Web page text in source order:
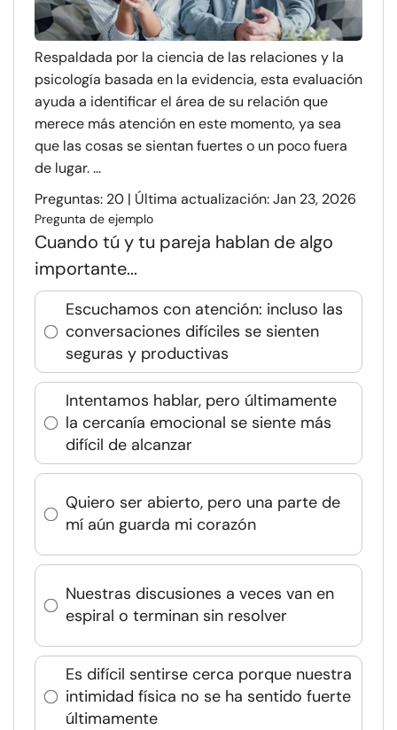
Respaldada por la ciencia de las relaciones y la
psicología basada en la evidencia, esta evaluación
ayuda a identificar el área de su relación que
merece más atención en este momento, ya sea
que las cosas se sientan fuertes o un poco fuera
de lugar. ...
Preguntas: 20 | Última actualización: Jan 23, 2026
Pregunta de ejemplo
Cuando tú y tu pareja hablan de algo
importante...
Escuchamos con atención: incluso las
conversaciones difíciles se sienten
seguras y productivas
Intentamos hablar, pero últimamente
la cercanía emocional se siente más
difícil de alcanzar
Quiero ser abierto, pero una parte de
mí aún guarda mi corazón
Nuestras discusiones a veces van en
espiral o terminan sin resolver
Es difícil sentirse cerca porque nuestra
intimidad física no se ha sentido fuerte
últimamente